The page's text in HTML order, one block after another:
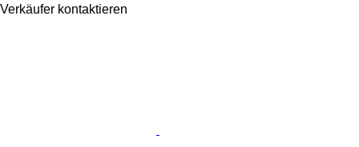
Verkäufer kontaktieren